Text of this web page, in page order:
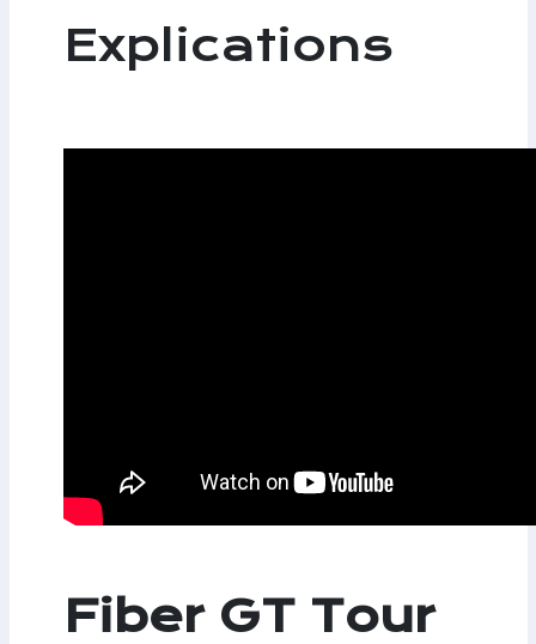
Explications
Fiber GT Tour